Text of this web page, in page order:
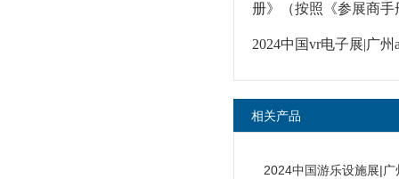
册》（按照《参展商
2024中国vr电子展|广州
相关产品